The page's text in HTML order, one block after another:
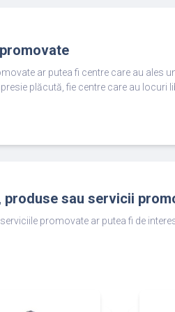
ar putea fi centre care au ales
plăcută, fie centre care au locuri
produse sau servicii
promovate ar putea fi de